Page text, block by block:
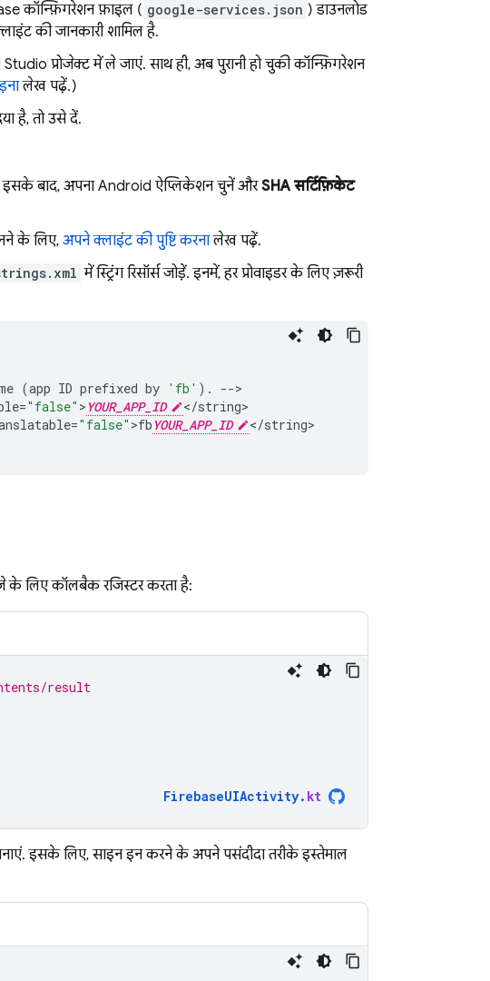
कॉन्फ़िगरेशन फ़ाइल ( google-services.json ) डाउनलोड
की जानकारी शामिल है.
प्रोजेक्ट में ले जाएं. साथ ही, अब पुरानी हो चुकी कॉन्फ़िगरेशन
लेख पढ़ें.)
है, तो उसे दें.
इसके बाद, अपना Android ऐप्लिकेशन चुनें औरSHA सर्टिफ़िकेट
के लिए, अपने क्लाइंट की पुष्टि करनालेख पढ़ें.
में स्ट्रिंग रिसॉर्स जोड़ें. इनमें, हर प्रोवाइडर के लिए ज़रूरी
(app ID prefixed by 'fb' ).
-->
="false" > YOUR_APP_ID </string>
="false" >fb YOUR_APP_ID </string>
के लिए कॉलबैक रजिस्टर करता है:
result
FirebaseUIActivity. kt
इसके लिए, साइन इन करने के अपने पसंदीदा तरीके इस्तेमाल